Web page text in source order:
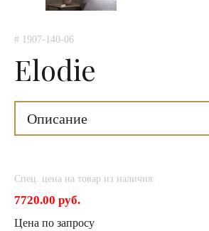
# 1907-140-06
Elodie
Описание
Спец. цена на товар из наличия:
7720.00 руб.
Цена по запросу